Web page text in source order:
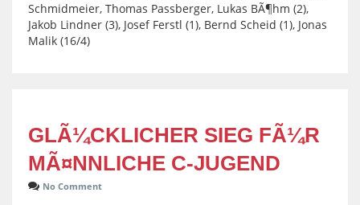
Schmidmeier, Thomas Passberger, Lukas BÃ¶hm (2),
Jakob Lindner (3), Josef Ferstl (1), Bernd Scheid (1), Jonas
Malik (16/4)
GLÃ¼CKLICHER SIEG FÃ¼R
MÃ¤NNLICHE C-JUGEND
No Comment